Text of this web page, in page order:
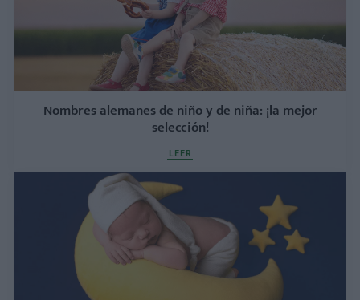
Nombres alemanes de niño y de niña: ¡la mejor
selección!
LEER